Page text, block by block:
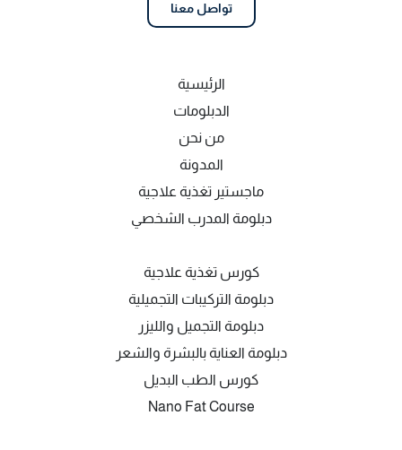
تواصل معنا
الرئيسية
الدبلومات
من نحن
المدونة
ماجستير تغذية علاجية
دبلومة المدرب الشخصي
كورس تغذية علاجية
دبلومة التركيبات التجميلية
دبلومة التجميل والليزر
دبلومة العناية بالبشرة والشعر
كورس الطب البديل
Nano Fat Course